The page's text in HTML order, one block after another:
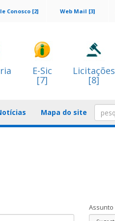
Web Mail [3]
Conosco [2]
E-Sic
[7]
Licitações
[8]
Mapa do site
Assunto